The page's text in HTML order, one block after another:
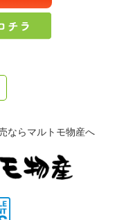
ならマルトモ物産へ